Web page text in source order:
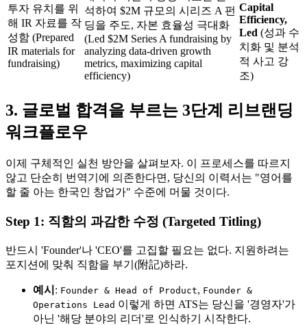
투자 유치를 위
해 IR 자료를 작
성함 (Prepared
IR materials for
fundraising)
석하여 $2M 규모의 시리즈 A 펀
딩을 주도, 자본 효율성 극대화
(Led $2M Series A fundraising by
analyzing data-driven growth
metrics, maximizing capital
efficiency)
Capital
Efficiency,
Led (성과 수
치화 및 분석
적 사고 강
조)
3. 글로벌 합격을 부르는 3단계 리브랜딩
워크플로우
이제 구체적인 실천 방안을 살펴보자. 이 프로세스를 따르지
않고 단순히 번역기에 의존한다면, 당신의 이력서는 "영어를
할 줄 아는 한국인 창업가" 수준에 머물 것이다.
Step 1: 직함의 과감한 수정 (Targeted Titling)
반드시 'Founder'나 'CEO'를 고집할 필요는 없다. 지원하려는
포지션에 맞춰 직함을 부기(附記)하라.
예시 : Founder & Head of Product, Founder &
Operations Lead 이렇게 하면 ATS는 당신을 '경영자'가
아닌 '해당 분야의 리더'로 인식하기 시작한다.